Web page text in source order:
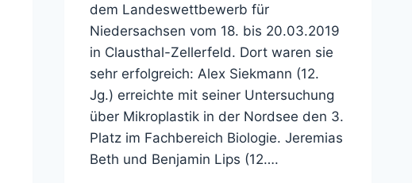
dem Landeswettbewerb für
Niedersachsen vom 18. bis 20.03.2019
in Clausthal-Zellerfeld. Dort waren sie
sehr erfolgreich: Alex Siekmann (12.
Jg.) erreichte mit seiner Untersuchung
über Mikroplastik in der Nordsee den 3.
Platz im Fachbereich Biologie. Jeremias
Beth und Benjamin Lips (12….